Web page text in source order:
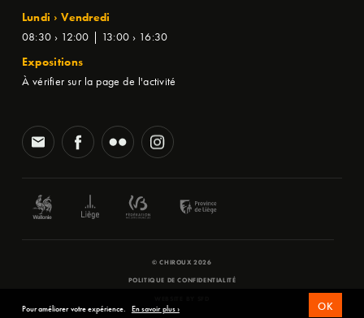
Lundi › Vendredi
08:30 › 12:00 | 13:00 › 16:30
Expositions
À vérifier sur la page de l'activité
© CHIROUX 2026
POLITIQUE DE CONFIDENTIALITÉ
Pour améliorer votre expérience. En savoir plus › OK